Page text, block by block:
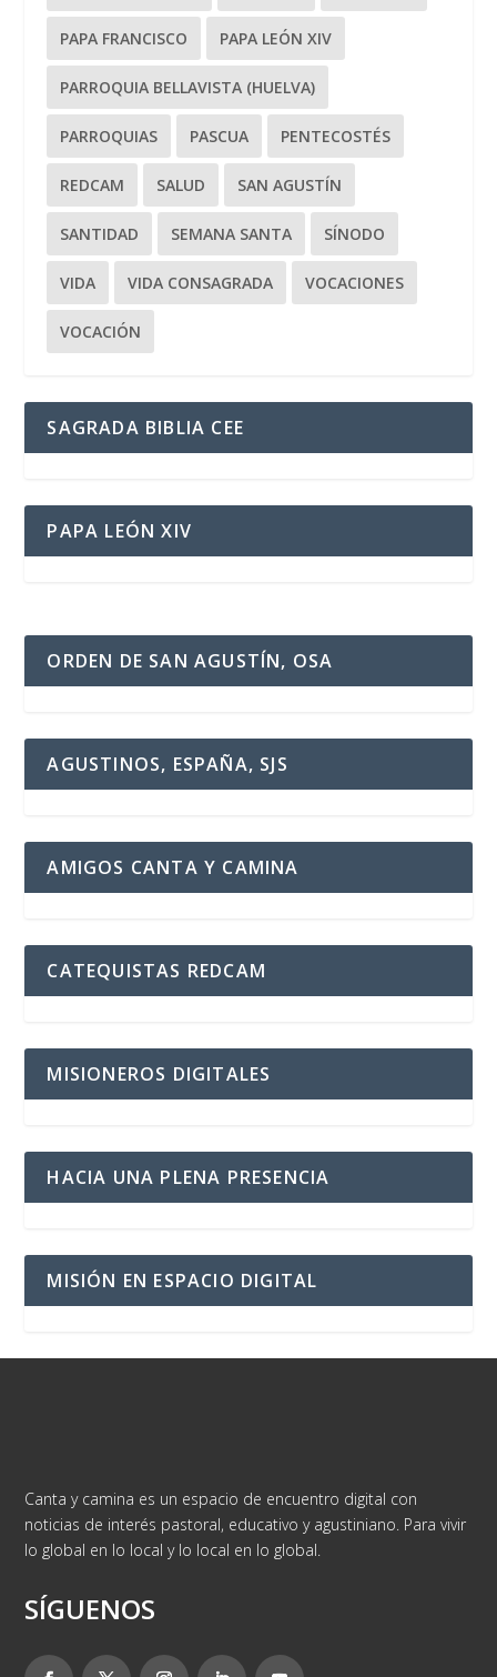
PAPA FRANCISCO PAPA LEÓN XIV
PARROQUIA BELLAVISTA (HUELVA)
PARROQUIAS PASCUA PENTECOSTÉS
REDCAM SALUD SAN AGUSTÍN
SANTIDAD SEMANA SANTA SÍNODO
VIDA VIDA CONSAGRADA VOCACIONES
VOCACIÓN
SAGRADA BIBLIA CEE
PAPA LEÓN XIV
ORDEN DE SAN AGUSTÍN, OSA
AGUSTINOS, ESPAÑA, SJS
AMIGOS CANTA Y CAMINA
CATEQUISTAS REDCAM
MISIONEROS DIGITALES
HACIA UNA PLENA PRESENCIA
MISIÓN EN ESPACIO DIGITAL
Canta y camina es un espacio de encuentro digital con
noticias de interés pastoral, educativo y agustiniano. Para vivir
lo global en lo local y lo local en lo global.
SÍGUENOS